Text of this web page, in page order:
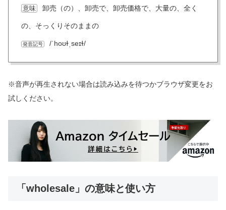
意味 卸売（の）、卸売で、卸売価格で、大量の、全く
の、そっくりそのままの
発音記号 /ˈhoʊɫˌseɪɫ/
※音声が再生されない場合は読み込みを待つかブラウザ変更をお
試しください。
「wholesale」の意味と使い方